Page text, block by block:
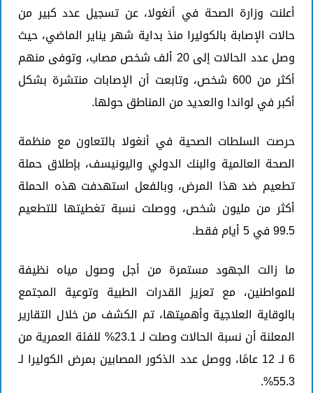
أعلنت وزارة الصحة في أنغولا، عن تسجيل عدد كبير من
حالات الإصابة بالكوليرا منذ بداية شهر يناير الماضي، حيث
وصل عدد الحالات إلى 20 ألف شخص مصاب، وتوفى منهم
أكثر من 600 شخص، وتابعت أن الإصابات منتشرة بشكل
أكبر في لواندا والعديد من المناطق حولها.
حرصت السلطات الصحية في أنغولا بالتعاون مع منظمة
الصحة العالمية والبنك الدولي واليونيسف، بإطلاق حملة
تطعيم ضد هذا المرض، وبالفعل استهدفت هذه الحملة
أكثر من مليون شخص، ووصلت نسبة تغطيتها للتطعيم
99.5 في 5 أيام فقط.
ما زالت الجهود مستمرة من أجل وصول مياه نظيفة
للمواطنين، مع تعزيز القدرات الطبية وتوعية المجتمع
بالوقاية العلاجية وأهميتها، تم الكشف من خلال التقارير
المعلنة أن نسبة الحالات وصلت لـ 23.1% للفئة العمرية من
6 لـ 12 عامًا، ووصل عدد الذكور المصابين بمرض الكوليرا لـ
55.3%.